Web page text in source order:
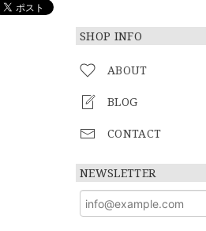
SHOP INFO
ABOUT
BLOG
CONTACT
NEWSLETTER